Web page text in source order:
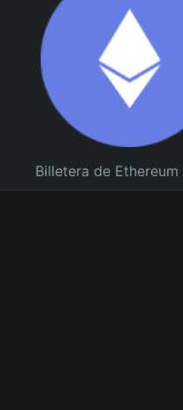
Billetera de Ethereum